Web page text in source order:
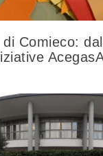
Comieco: